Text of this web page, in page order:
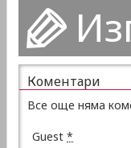
Коментари
Все още няма
Guest *